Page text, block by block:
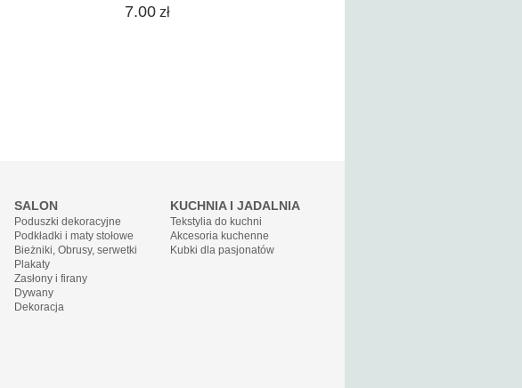
7.00 zł
SALON
Poduszki dekoracyjne
Podkładki i maty stołowe
Bieżniki, Obrusy, serwetki
Plakaty
Zasłony i firany
Dywany
Dekoracja
KUCHNIA I JADALNIA
Tekstylia do kuchni
Akcesoria kuchenne
Kubki dla pasjonatów